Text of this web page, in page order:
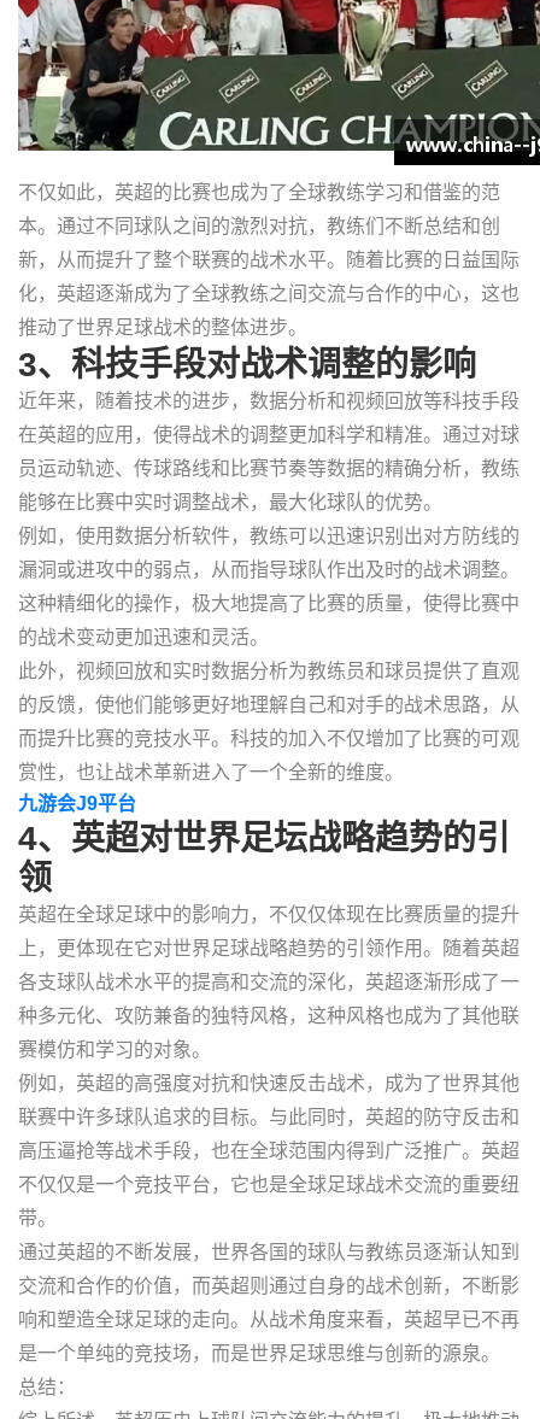
不仅如此，英超的比赛也成为了全球教练学习和借鉴的范
本。通过不同球队之间的激烈对抗，教练们不断总结和创
新，从而提升了整个联赛的战术水平。随着比赛的日益国际
化，英超逐渐成为了全球教练之间交流与合作的中心，这也
推动了世界足球战术的整体进步。
3、科技手段对战术调整的影响
近年来，随着技术的进步，数据分析和视频回放等科技手段
在英超的应用，使得战术的调整更加科学和精准。通过对球
员运动轨迹、传球路线和比赛节奏等数据的精确分析，教练
能够在比赛中实时调整战术，最大化球队的优势。
例如，使用数据分析软件，教练可以迅速识别出对方防线的
漏洞或进攻中的弱点，从而指导球队作出及时的战术调整。
这种精细化的操作，极大地提高了比赛的质量，使得比赛中
的战术变动更加迅速和灵活。
此外，视频回放和实时数据分析为教练员和球员提供了直观
的反馈，使他们能够更好地理解自己和对手的战术思路，从
而提升比赛的竞技水平。科技的加入不仅增加了比赛的可观
赏性，也让战术革新进入了一个全新的维度。
九游会J9平台
4、英超对世界足坛战略趋势的引
领
英超在全球足球中的影响力，不仅仅体现在比赛质量的提升
上，更体现在它对世界足球战略趋势的引领作用。随着英超
各支球队战术水平的提高和交流的深化，英超逐渐形成了一
种多元化、攻防兼备的独特风格，这种风格也成为了其他联
赛模仿和学习的对象。
例如，英超的高强度对抗和快速反击战术，成为了世界其他
联赛中许多球队追求的目标。与此同时，英超的防守反击和
高压逼抢等战术手段，也在全球范围内得到广泛推广。英超
不仅仅是一个竞技平台，它也是全球足球战术交流的重要纽
带。
通过英超的不断发展，世界各国的球队与教练员逐渐认知到
交流和合作的价值，而英超则通过自身的战术创新，不断影
响和塑造全球足球的走向。从战术角度来看，英超早已不再
是一个单纯的竞技场，而是世界足球思维与创新的源泉。
总结：